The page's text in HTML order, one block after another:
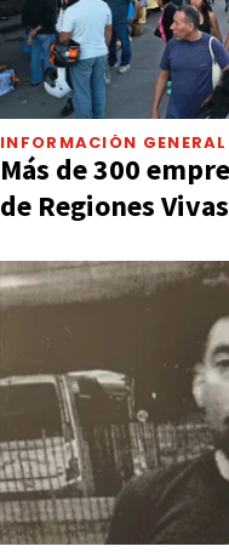
INFORMACIÓN GENERAL
Más de 300
de Regiones